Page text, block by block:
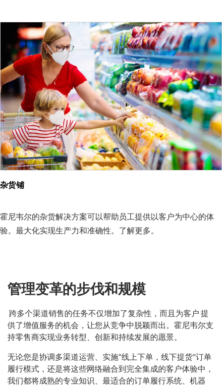
杂货铺
霍尼韦尔的杂货解决方案可以帮助员工提供以客户为中心的体
验。最大化实现生产力和准确性。了解更多。
管理变革的步伐和规模
跨多个渠道销售的任务不仅增加了复杂性，而且为客户 提
供了增值服务的机会，让您从竞争中脱颖而出。霍尼韦尔支
持零售商实现业务转型、创新和持续发展的愿景。
无论您是协调多渠道运营、实施“线上下单，线下提货”订单
履行模式，还是将这些网络融合到完全集成的客户体验中，
我们都将成熟的专业知识、最适合的订单履行系统、机器